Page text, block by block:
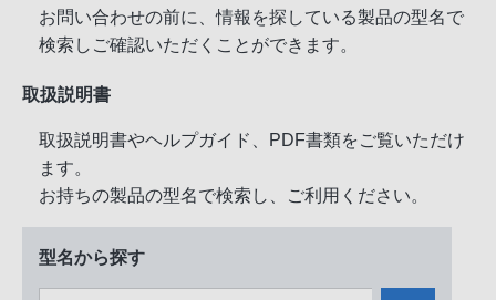
お問い合わせの前に、情報を探している製品の型名で
検索しご確認いただくことができます。
取扱説明書
取扱説明書やヘルプガイド、PDF書類をご覧いただけ
ます。
お持ちの製品の型名で検索し、ご利用ください。
型名から探す